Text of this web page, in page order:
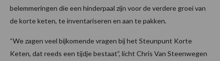
belemmeringen die een hinderpaal zijn voor de verdere groei van
de korte keten, te inventariseren en aan te pakken.
“We zagen veel bijkomende vragen bij het Steunpunt Korte
Keten, dat reeds een tijdje bestaat”, licht Chris Van Steenwegen